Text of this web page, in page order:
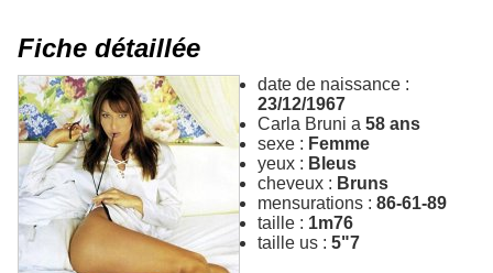
Fiche détaillée
date de naissance :
23/12/1967
Carla Bruni a 58 ans
sexe : Femme
yeux : Bleus
cheveux : Bruns
mensurations : 86-61-89
taille : 1m76
taille us : 5"7